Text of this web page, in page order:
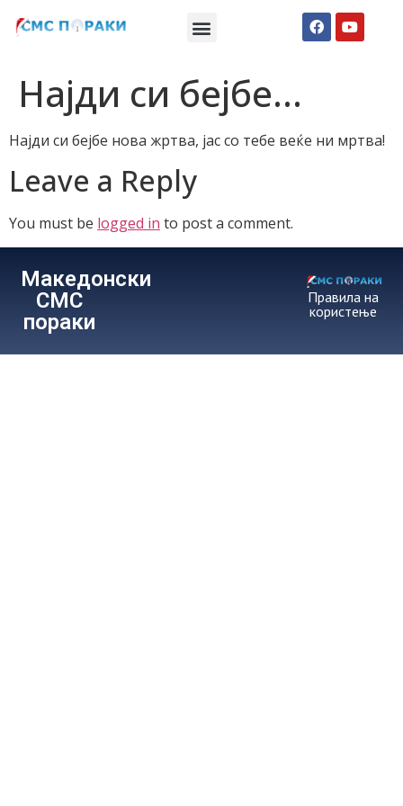
Најди си бејбе…
Најди си бејбе нова жртва, јас со тебе веќе ни мртва!
Leave a Reply
You must be logged in to post a comment.
Македонски
СМС
пораки
Правила на
користење